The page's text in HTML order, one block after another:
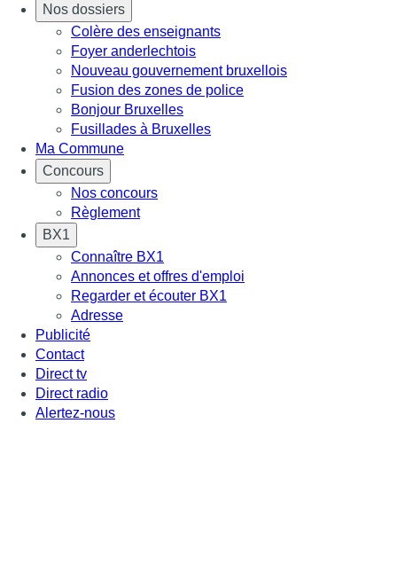
Nos dossiers
Colère des enseignants
Foyer anderlechtois
Nouveau gouvernement bruxellois
Fusion des zones de police
Bonjour Bruxelles
Fusillades à Bruxelles
Ma Commune
Concours
Nos concours
Règlement
BX1
Connaître BX1
Annonces et offres d'emploi
Regarder et écouter BX1
Adresse
Publicité
Contact
Direct tv
Direct radio
Alertez-nous